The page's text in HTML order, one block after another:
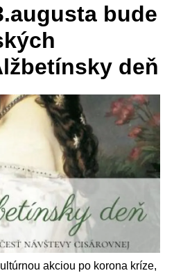
bude
deň
akciou po korona kríze,